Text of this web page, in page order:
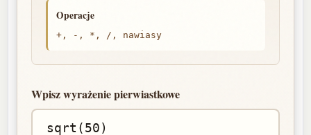
Operacje
+, -, *, /, nawiasy
Wpisz wyrażenie pierwiastkowe